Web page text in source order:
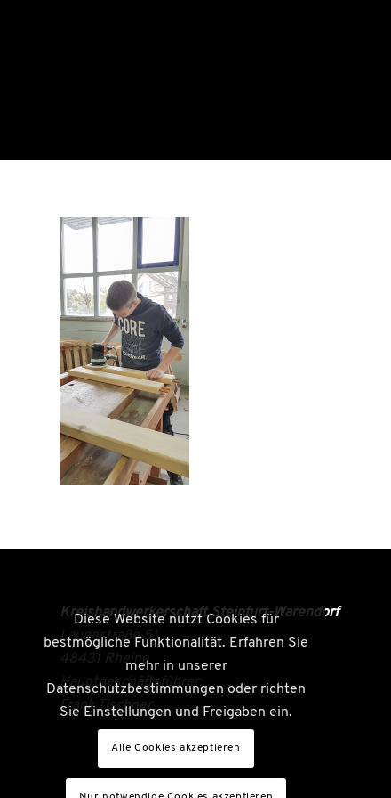
Kreishandwerkerschaft Steinfurt-Warendorf
Laugestraße 51
48431 Rheine
Hauptgeschäftsführer:
Frank Tischner
Diese Website nutzt Cookies für
bestmögliche Funktionalität. Erfahren Sie
mehr in unserer
Datenschutzbestimmungen oder richten
Sie Einstellungen und Freigaben ein.
Alle Cookies akzeptieren